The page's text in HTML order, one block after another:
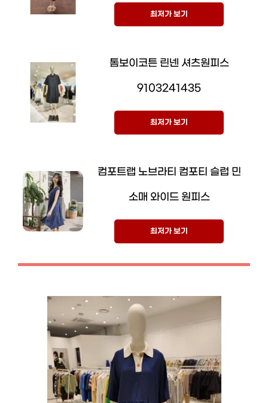
최저가 보기
톰보이코튼 린넨 셔츠원피스
9103241435
최저가 보기
컴포트랩 노브라티 컴포티 슬럽 민
소매 와이드 원피스
최저가 보기